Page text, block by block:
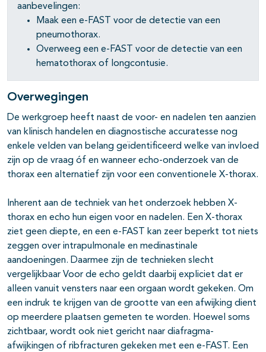
aanbevelingen:
Maak een e-FAST voor de detectie van een
pneumothorax.
Overweeg een e-FAST voor de detectie van een
hematothorax of longcontusie.
Overwegingen
De werkgroep heeft naast de voor- en nadelen ten aanzien
van klinisch handelen en diagnostische accuratesse nog
enkele velden van belang geïdentificeerd welke van invloed
zijn op de vraag óf en wanneer echo-onderzoek van de
thorax een alternatief zijn voor een conventionele X-thorax.
Inherent aan de techniek van het onderzoek hebben X-
thorax en echo hun eigen voor en nadelen. Een X-thorax
ziet geen diepte, en een e-FAST kan zeer beperkt tot niets
zeggen over intrapulmonale en medinastinale
aandoeningen. Daarmee zijn de technieken slecht
vergelijkbaar Voor de echo geldt daarbij expliciet dat er
alleen vanuit vensters naar een orgaan wordt gekeken. Om
een indruk te krijgen van de grootte van een afwijking dient
op meerdere plaatsen gemeten te worden. Hoewel soms
zichtbaar, wordt ook niet gericht naar diafragma-
afwijkingen of ribfracturen gekeken met een e-FAST. Een